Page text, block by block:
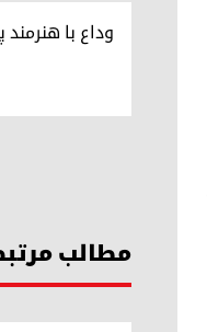
وداع با
مطالب